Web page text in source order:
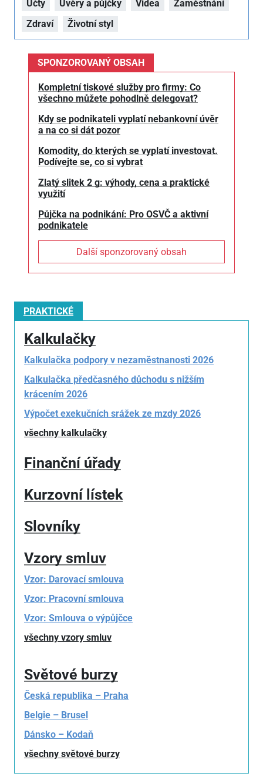
Účty Úvěry a půjčky Videa
Zaměstnání
Zdraví
Životní styl
SPONZOROVANÝ OBSAH
Kompletní tiskové služby pro firmy: Co
všechno můžete pohodlně delegovat?
Kdy se podnikateli vyplatí nebankovní úvěr
a na co si dát pozor
Komodity, do kterých se vyplatí investovat.
Podívejte se, co si vybrat
Zlatý slitek 2 g: výhody, cena a praktické
využití
Půjčka na podnikání: Pro OSVČ a aktivní
podnikatele
Další sponzorovaný obsah
PRAKTICKÉ
Kalkulačky
Kalkulačka podpory v nezaměstnanosti 2026
Kalkulačka předčasného důchodu s nižším
krácením 2026
Výpočet exekučních srážek ze mzdy 2026
všechny kalkulačky
Finanční úřady
Kurzovní lístek
Slovníky
Vzory smluv
Vzor: Darovací smlouva
Vzor: Pracovní smlouva
Vzor: Smlouva o výpůjčce
všechny vzory smluv
Světové burzy
Česká republika – Praha
Belgie – Brusel
Dánsko – Kodaň
všechny světové burzy